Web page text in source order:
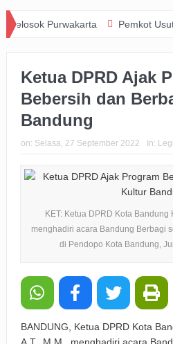
Pemkot Usut Kasus
Ketua DPRD Ajak
Bebersih dan
Bandung
on: Selasa, 27 September 2022 In:
KET: Ketua DPRD Kota Bandung
menghadiri acara Bandung Berbagi
di Pendopo Kota Bandung,
BANDUNG, Ketua DPRD Kota